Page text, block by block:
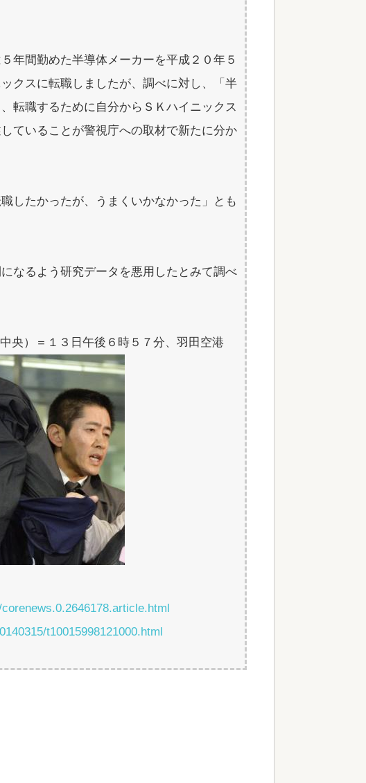
年間勤めた半導体メーカーを平成２０年５
クスに転職しましたが、調べに対し、「半
転職するために自分からＳＫハイニックス
ていることが警視庁への取材で新たに分か
したかったが、うまくいかなかった」とも
なるよう研究データを悪用したとみて調べ
央）＝１３日午後６時５７分、羽田空港
t10015998121000.html